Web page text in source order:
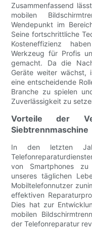
Zusammenfassend
mobilen
Wendepunkt im
Seine fortschrittliche
Kosteneffizienz
Werkzeug für Profis
gemacht. Da die
Geräte weiter wächst,
eine entscheidende
Branche zu spielen
Zuverlässigkeit zu
Vorteile der
Siebtrennmaschine
In den letzten
von Smartphones zu
unseres täglichen
Mobiltelefonnutzer
effektiven
Dies hat zur
mobilen
der Telefonreparatur